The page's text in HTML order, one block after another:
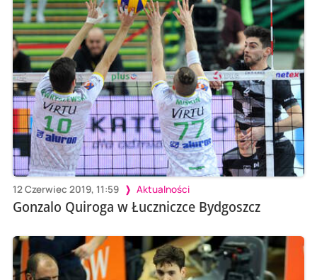
12 Czerwiec 2019, 11:59 Aktualności
Gonzalo Quiroga w Łuczniczce Bydgoszcz